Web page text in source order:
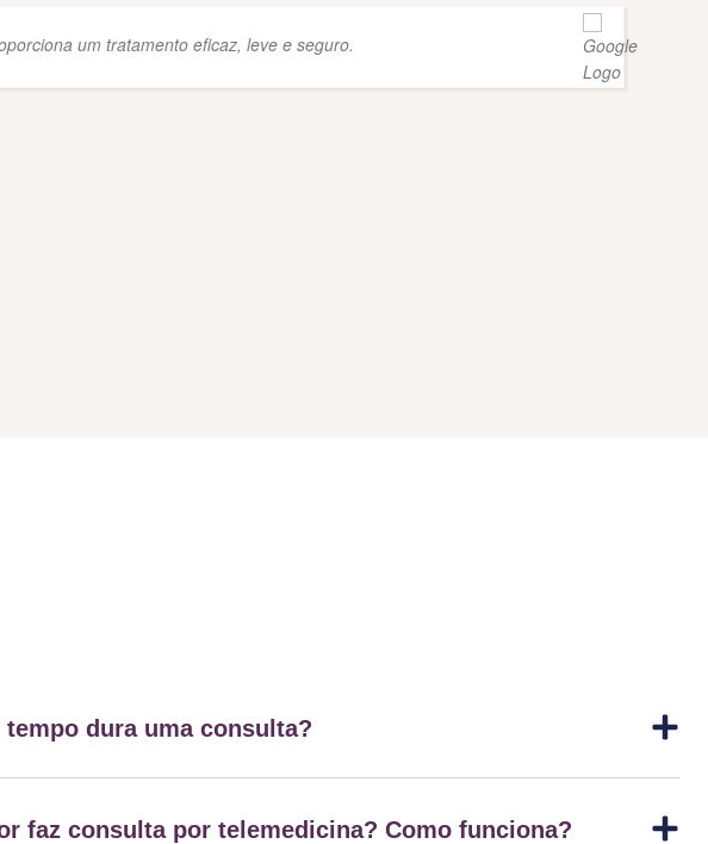
um tratamento eficaz, leve e seguro.
tempo dura uma consulta?
faz consulta por telemedicina? Como funciona?